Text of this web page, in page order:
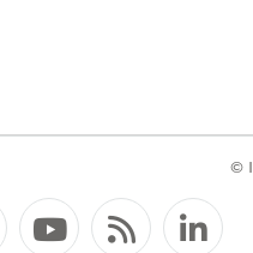
©
FacebookYouTube
Flux RSS